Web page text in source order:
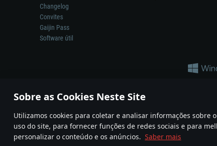
Sobre as Cookies Neste Site
Utilizamos cookies para coletar e analisar informações sobre
uso do site, para fornecer funções de redes sociais e para
personalizar o conteúdo e os anúncios. Saber mais
Changelog
Convites
Gaijin Pass
Software útil
A reprodução de qualquer sistema de armas ou veículo neste
© 2011—2026 Gaijin Games Kft. All trademarks, logos and brand
Termos e condições Termos de Serviço